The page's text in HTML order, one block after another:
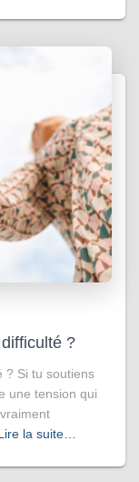
?
? Si tu soutiens
une tension qui
la suite…